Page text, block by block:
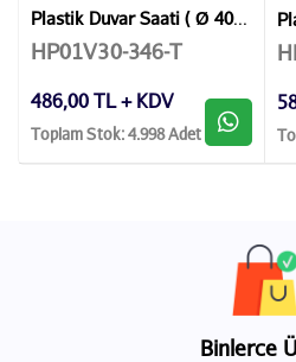
Plastik Duvar Saati ( Ø 40 cm )
HP01V30-346-T
486,00 TL + KDV
Toplam Stok: 4.998 Adet
Binlerce